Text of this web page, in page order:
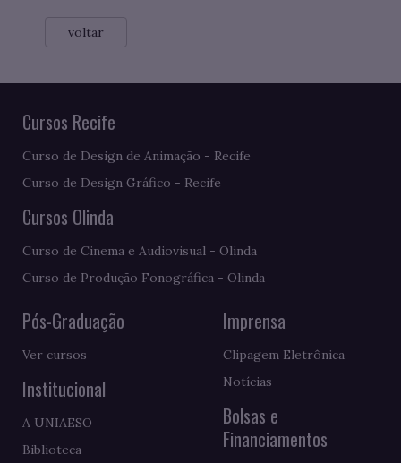
voltar
Cursos Recife
Curso de Design de Animação - Recife
Curso de Design Gráfico - Recife
Cursos Olinda
Curso de Cinema e Audiovisual - Olinda
Curso de Produção Fonográfica - Olinda
Pós-Graduação
Ver cursos
Institucional
A UNIAESO
Biblioteca
Imprensa
Clipagem Eletrônica
Notícias
Bolsas e
Financiamentos